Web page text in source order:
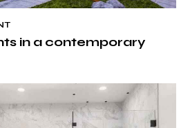
in a contemporary